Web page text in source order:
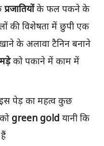
प्रजातियोंके फल पकने के
की विशेषता में छुपी एक
के अलावा टैनिन बनाने
को पकाने में काम में
पेड़ का महत्व कुछ
green gold यानी कि